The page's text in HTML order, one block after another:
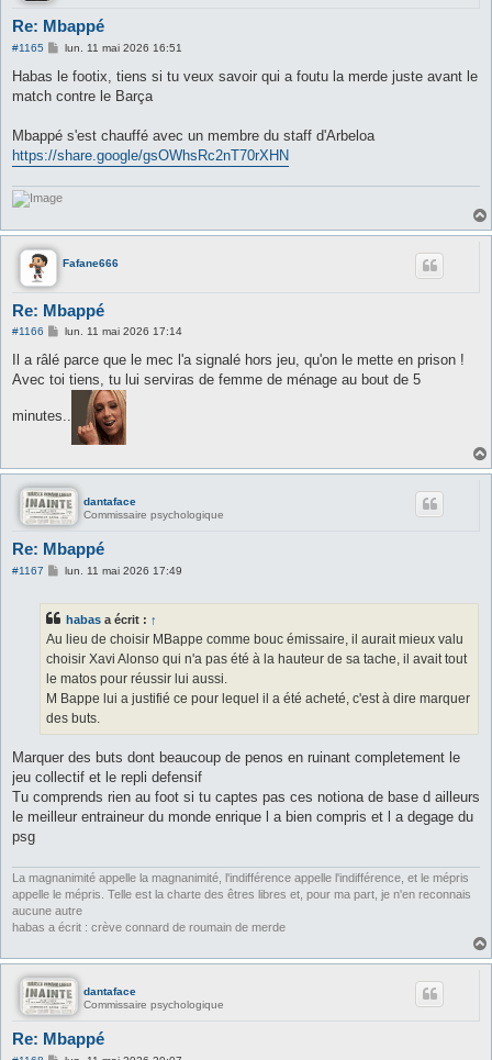
Re: Mbappé
#1165
M
s
a
lun. 11 mai 2026 16:51
Habas le footix, tiens si tu veux savoir qui a foutu la merde juste avant le
match contre le Barça
Mbappé s'est chauffé avec un membre du staff d'Arbeloa
https://share.google/gsOWhsRc2nT70rXHN
Fafane666
Re: Mbappé
#1166
M
s
s
a
lun. 11 mai 2026 17:14
Il a râlé parce que le mec l'a signalé hors jeu, qu'on le mette en prison !
Avec toi tiens, tu lui serviras de femme de ménage au bout de 5
minutes..
dantaface
Commissaire psychologique
Re: Mbappé
#1167
M
a
g
lun. 11 mai 2026 17:49
habas a écrit : ↑
Au lieu de choisir MBappe comme bouc émissaire, il aurait mieux valu
choisir Xavi Alonso qui n'a pas été à la hauteur de sa tache, il avait tout
le matos pour réussir lui aussi.
M Bappe lui a justifié ce pour lequel il a été acheté, c'est à dire marquer
des buts.
Marquer des buts dont beaucoup de penos en ruinant completement le
jeu collectif et le repli defensif
Tu comprends rien au foot si tu captes pas ces notiona de base d ailleurs
le meilleur entraineur du monde enrique l a bien compris et l a degage du
psg
La magnanimité appelle la magnanimité, l'indifférence appelle l'indifférence, et le mépris
appelle le mépris. Telle est la charte des êtres libres et, pour ma part, je n'en reconnais
aucune autre
habas a écrit : crève connard de roumain de merde
dantaface
Commissaire psychologique
Re: Mbappé